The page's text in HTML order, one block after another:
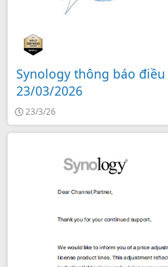
Synology thông báo
23/03/2026
23/3/26